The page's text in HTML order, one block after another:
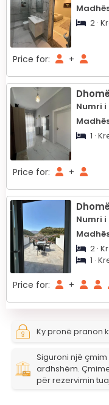
2 ·
Price for: +
Numri
1 ·
Price for: +
Numri
2 ·
1 ·
Price for: +
Ky pronë pranon
Siguroni një
ardhshëm.
për rezervimin